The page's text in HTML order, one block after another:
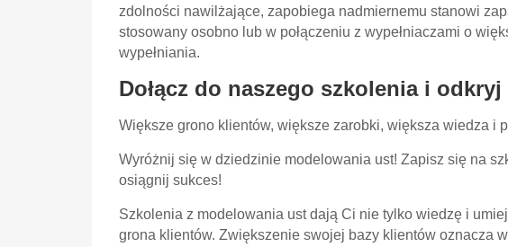
zdolności nawilżające, zapobiega nadmiernemu stanowi
stosowany osobno lub w połączeniu z wypełniaczami o
wypełniania.
Dołącz do naszego szkolenia i
Większe grono klientów, większe zarobki, większa wiedza i
Wyróżnij się w dziedzinie modelowania ust! Zapisz się na
osiągnij sukces!
Szkolenia z modelowania ustdają Ci nie tylko wiedzę i
grona klientów. Zwiększenie swojej bazy klientów oznacza